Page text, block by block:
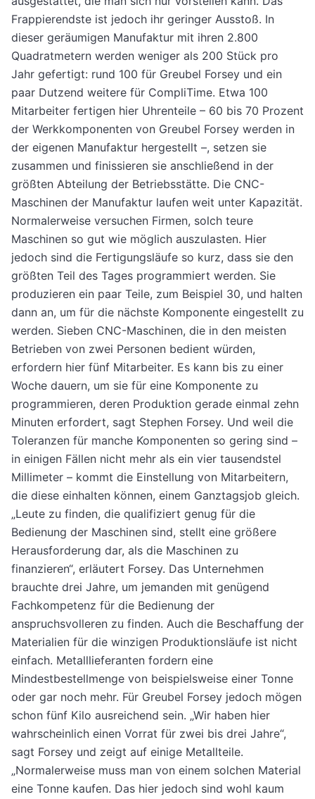
Frappierendste ist jedoch ihr geringer Ausstoß. In
dieser geräumigen Manufaktur mit ihren 2.800
Quadratmetern werden weniger als 200 Stück pro
Jahr gefertigt: rund 100 für Greubel Forsey und ein
paar Dutzend weitere für CompliTime. Etwa 100
Mitarbeiter fertigen hier Uhrenteile – 60 bis 70 Prozent
der Werkkomponenten von Greubel Forsey werden in
der eigenen Manufaktur hergestellt –, setzen sie
zusammen und finissieren sie anschließend in der
größten Abteilung der Betriebsstätte. Die CNC-
Maschinen der Manufaktur laufen weit unter Kapazität.
Normalerweise versuchen Firmen, solch teure
Maschinen so gut wie möglich auszulasten. Hier
jedoch sind die Fertigungsläufe so kurz, dass sie den
größten Teil des Tages programmiert werden. Sie
produzieren ein paar Teile, zum Beispiel 30, und halten
dann an, um für die nächste Komponente eingestellt zu
werden. Sieben CNC-Maschinen, die in den meisten
Betrieben von zwei Personen bedient würden,
erfordern hier fünf Mitarbeiter. Es kann bis zu einer
Woche dauern, um sie für eine Komponente zu
programmieren, deren Produktion gerade einmal zehn
Minuten erfordert, sagt Stephen Forsey. Und weil die
Toleranzen für manche Komponenten so gering sind –
in einigen Fällen nicht mehr als ein vier tausendstel
Millimeter – kommt die Einstellung von Mitarbeitern,
die diese einhalten können, einem Ganztagsjob gleich.
„Leute zu finden, die qualifiziert genug für die
Bedienung der Maschinen sind, stellt eine größere
Herausforderung dar, als die Maschinen zu
finanzieren“, erläutert Forsey. Das Unternehmen
brauchte drei Jahre, um jemanden mit genügend
Fachkompetenz für die Bedienung der
anspruchsvolleren zu finden. Auch die Beschaffung der
Materialien für die winzigen Produktionsläufe ist nicht
einfach. Metalllieferanten fordern eine
Mindestbestellmenge von beispielsweise einer Tonne
oder gar noch mehr. Für Greubel Forsey jedoch mögen
schon fünf Kilo ausreichend sein. „Wir haben hier
wahrscheinlich einen Vorrat für zwei bis drei Jahre“,
sagt Forsey und zeigt auf einige Metallteile.
„Normalerweise muss man von einem solchen Material
eine Tonne kaufen. Das hier jedoch sind wohl kaum